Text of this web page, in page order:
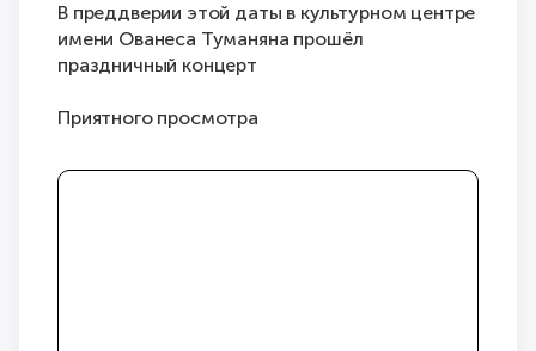
В преддверии этой даты в культурном центре
имени Ованеса Туманяна прошёл
праздничный концерт
Приятного просмотра